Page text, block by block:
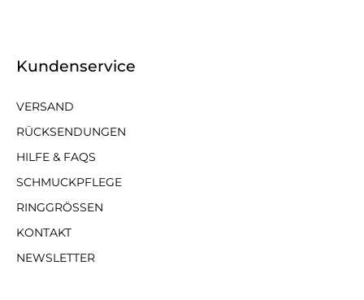
Kundenservice
VERSAND
RÜCKSENDUNGEN
HILFE & FAQS
SCHMUCKPFLEGE
RINGGRÖSSEN
KONTAKT
NEWSLETTER